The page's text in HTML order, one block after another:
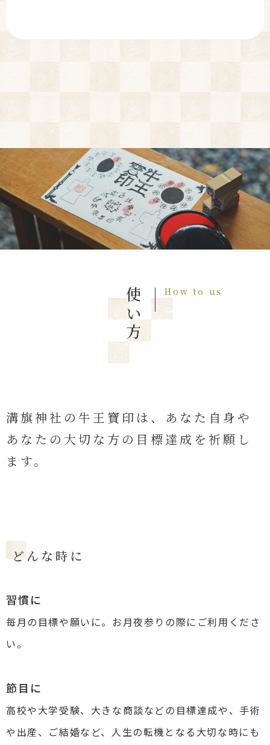
使い方 How to use
溝旗神社の牛王寶印は、あなた自身や
あなたの大切な方の目標達成を祈願し
ます。
どんな時に
習慣に
毎月の目標や願いに。お月夜参りの際にご利用くださ
い。
節目に
高校や大学受験、大きな商談などの目標達成や、手術
や出産、ご結婚など、人生の転機となる大切な時にも